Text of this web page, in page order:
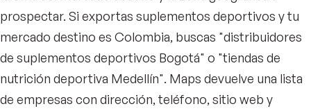
prospectar. Si exportas suplementos deportivos y tu
mercado destino es Colombia, buscas "distribuidores
de suplementos deportivos Bogotá" o "tiendas de
nutrición deportiva Medellín". Maps devuelve una lista
de empresas con dirección, teléfono, sitio web y